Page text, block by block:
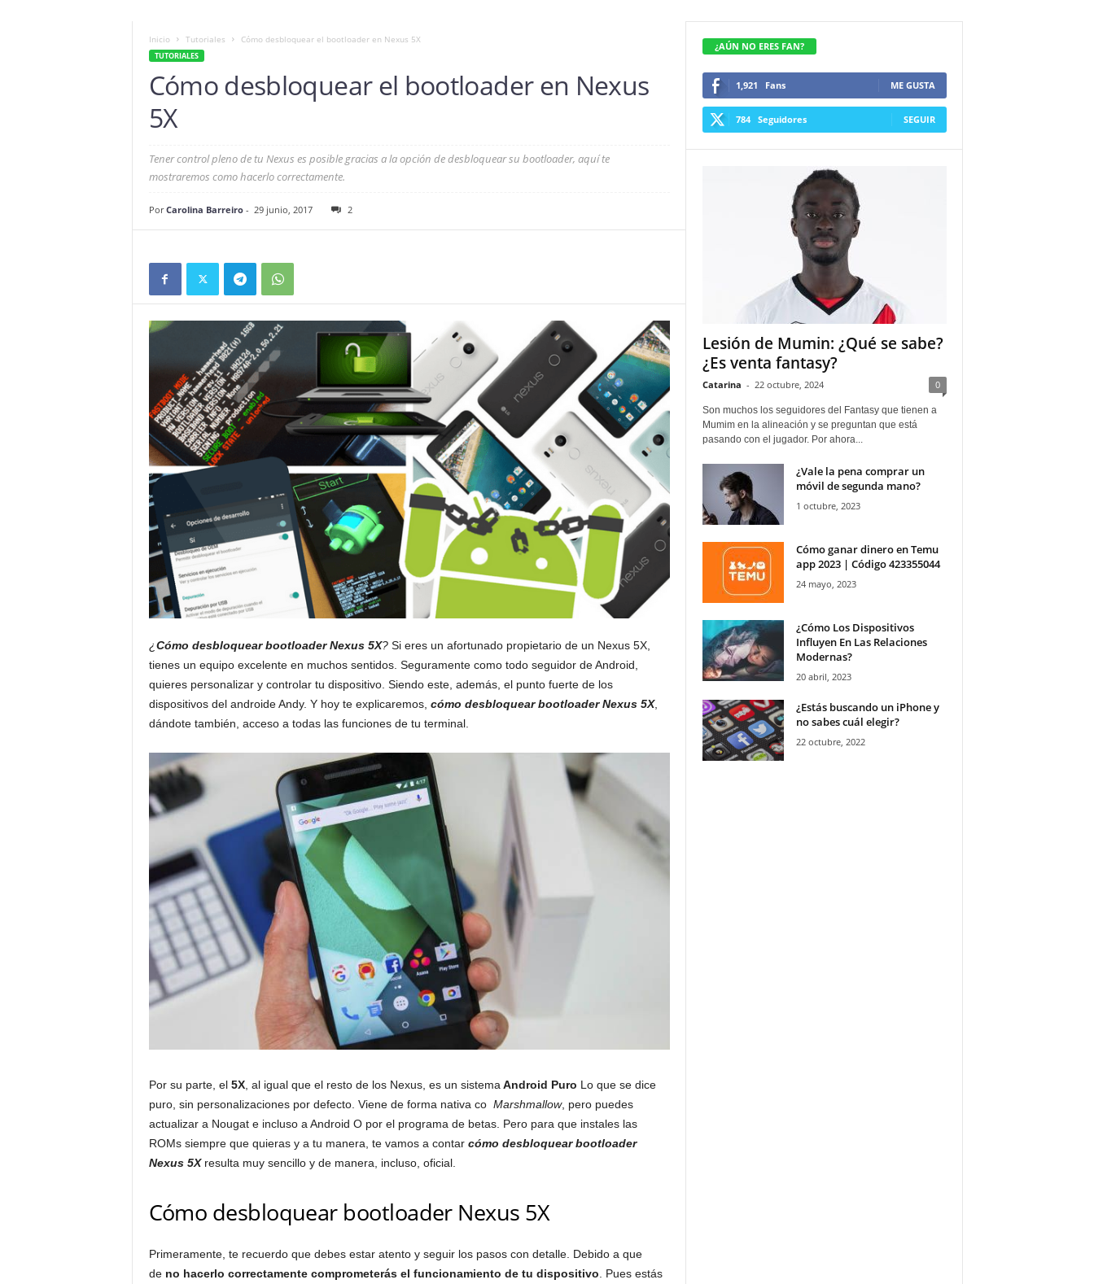
Inicio Tutoriales Cómo desbloquear el bootloader en Nexus 5X
TUTORIALES
Cómo desbloquear el bootloader en Nexus
5X
Tener control pleno de tu Nexus es posible gracias a la opción de desbloquear su bootloader, aquí te
mostraremos como hacerlo correctamente.
Por Carolina Barreiro- 29 junio, 2017 2
¿Cómo desbloquear bootloader Nexus 5X?Si eres un afortunado propietario de un Nexus 5X,
tienes un equipo excelente en muchos sentidos. Seguramente como todo seguidor de Android,
quieres personalizar y controlar tu dispositivo. Siendo este, además, el punto fuerte de los
dispositivos del androide Andy. Y hoy te explicaremos, cómo desbloquear bootloader Nexus 5X,
dándote también, acceso a todas las funciones de tu terminal.
Por su parte, el5X, al igual que el resto de los Nexus, es un sistemaAndroid Puro Lo que se dice
puro, sin personalizaciones por defecto. Viene de forma nativa co Marshmallow, pero puedes
actualizar a Nougat e incluso a Android O por el programa de betas. Pero para que instales las
ROMs siempre que quieras y a tu manera, te vamos a contar cómo desbloquear bootloader
Nexus 5Xresulta muy sencillo y de manera, incluso, oficial.
Cómo desbloquear bootloader Nexus 5X
Primeramente, te recuerdo que debes estar atento y seguir los pasos con detalle. Debido a que
deno hacerlo correctamente comprometerás el funcionamiento de tu dispositivo. Pues estás
¿AÚN NO ERES FAN?
1,921 Fans ME GUSTA
784 Seguidores SEGUIR
Lesión de Mumin: ¿Qué se sabe?
¿Es venta fantasy?
Catarina - 22 octubre, 2024 0
Son muchos los seguidores del Fantasy que tienen a
Mumim en la alineación y se preguntan que está
pasando con el jugador. Por ahora...
¿Vale la pena comprar un
móvil de segunda mano?
1 octubre, 2023
Cómo ganar dinero en Temu
app 2023 | Código 423355044
24 mayo, 2023
¿Cómo Los Dispositivos
Influyen En Las Relaciones
Modernas?
20 abril, 2023
¿Estás buscando un iPhone y
no sabes cuál elegir?
22 octubre, 2022